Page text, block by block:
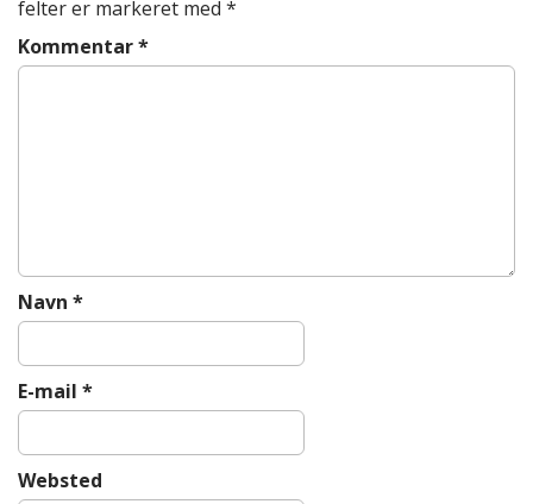
i
g
felter er markeret med *
Kommentar*
Navn *
E-mail *
Websted